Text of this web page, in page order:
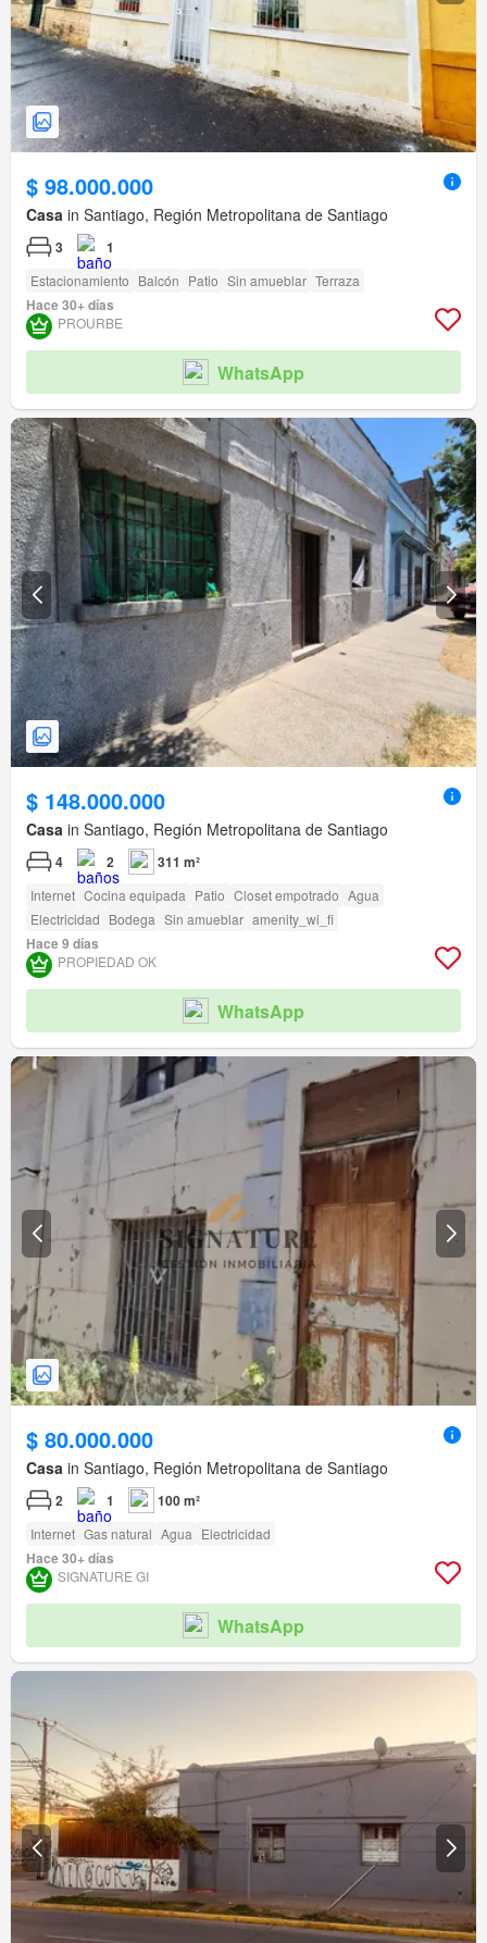
$ 98.000.000
Casa in Santiago, Región Metropolitana de Santiago
3 1
Estacionamiento Balcón Patio Sin amueblar Terraza
Hace 30+ días
PROURBE
WhatsApp
$ 148.000.000
Casa in Santiago, Región Metropolitana de Santiago
4 2 311 m²
Internet Cocina equipada Patio Closet empotrado Agua
Electricidad Bodega Sin amueblar amenity_wi_fi
Hace 9 días
PROPIEDAD OK
WhatsApp
$ 80.000.000
Casa in Santiago, Región Metropolitana de Santiago
2 1 100 m²
Internet Gas natural Agua Electricidad
Hace 30+ días
SIGNATURE GI
WhatsApp